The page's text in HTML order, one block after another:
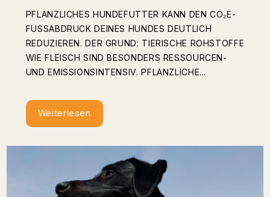
PFLANZLICHES HUNDEFUTTER KANN DEN CO₂E-
FUSSABDRUCK DEINES HUNDES DEUTLICH R
EDUZIEREN. DER GRUND: TIERISCHE ROHSTOFFE W
IE FLEISCH SIND BESONDERS RESSOURCEN- U
ND EMISSIONSINTENSIV. PFLANZLICHE...
Weiterlesen